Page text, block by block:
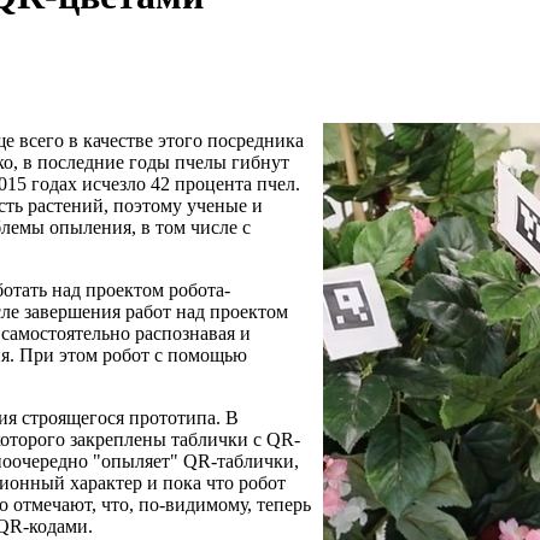
в качестве этого посредника
в последние годы пчелы гибнут
годах исчезло 42 процента пчел.
растений, поэтому ученые и
опыления, в том числе с
над проектом робота-
завершения работ над проектом
распознавая и
При этом робот с помощью
строящегося прототипа. В
закреплены таблички с QR-
"опыляет" QR-таблички,
характер и пока что робот
отмечают, что, по-видимому, теперь
кодами.